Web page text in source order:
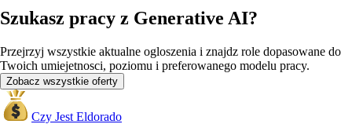
Szukasz pracy z Generative AI?
Przejrzyj wszystkie aktualne ogloszenia i znajdz role dopasowane do
Twoich umiejetnosci, poziomu i preferowanego modelu pracy.
Zobacz wszystkie oferty
Czy Jest Eldorado